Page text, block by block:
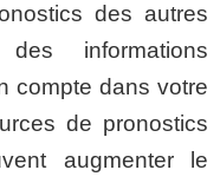
des autres
informations
compte dans votre
de pronostics
augmenter le